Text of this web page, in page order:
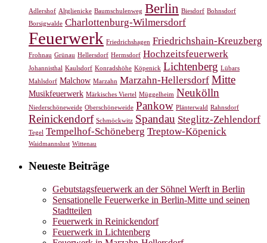
Adlershof Altglienicke Baumschulenweg Berlin Biesdorf Bohnsdorf
Borsigwalde Charlottenburg-Wilmersdorf
Feuerwerk Friedrichshagen Friedrichshain-Kreuzberg
Frohnau Grünau Hellersdorf Hermsdorf Hochzeitsfeuerwerk
Johannisthal Kaulsdorf Konradshöhe Köpenick Lichtenberg Lübars
Mahlsdorf Malchow Marzahn Marzahn-Hellersdorf Mitte
Musikfeuerwerk Märkisches Viertel Müggelheim Neukölln
Niederschöneweide Oberschöneweide Pankow Plänterwald Rahnsdorf
Reinickendorf Schmöckwitz Spandau Steglitz-Zehlendorf
Tegel Tempelhof-Schöneberg Treptow-Köpenick
Waidmannslust Wittenau
Neueste Beiträge
Gebutstagsfeuerwerk an der Söhnel Werft in Berlin
Sensationelle Feuerwerke in Berlin-Mitte und seinen
Stadtteilen
Feuerwerk in Reinickendorf
Feuerwerk in Lichtenberg